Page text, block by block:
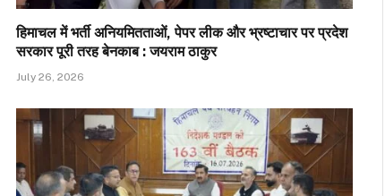
हिमाचल में भर्ती अनियमितताओं, पेपर लीक और भ्रष्टाचार पर प्रदेश
सरकार पूरी तरह बेनकाब : जयराम ठाकुर
July 26, 2026